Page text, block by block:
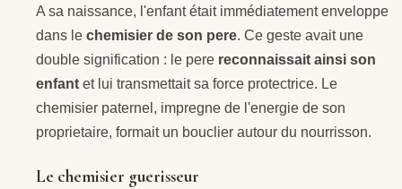
A sa naissance, l'enfant était immédiatement enveloppe
dans le chemisier de son pere. Ce geste avait une
double signification : le pere reconnaissait ainsi son
enfant et lui transmettait sa force protectrice. Le
chemisier paternel, impregne de l'energie de son
proprietaire, formait un bouclier autour du nourrisson.
Le chemisier guerisseur